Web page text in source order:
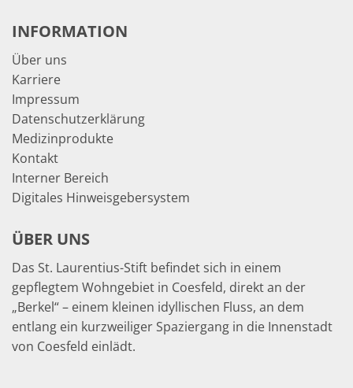
INFORMATION
Über uns
Karriere
Impressum
Datenschutzerklärung
Medizinprodukte
Kontakt
Interner Bereich
Digitales Hinweisgebersystem
ÜBER UNS
Das St. Laurentius-Stift befindet sich in einem
gepflegtem Wohngebiet in Coesfeld, direkt an der
„Berkel“ – einem kleinen idyllischen Fluss, an dem
entlang ein kurzweiliger Spaziergang in die Innenstadt
von Coesfeld einlädt.